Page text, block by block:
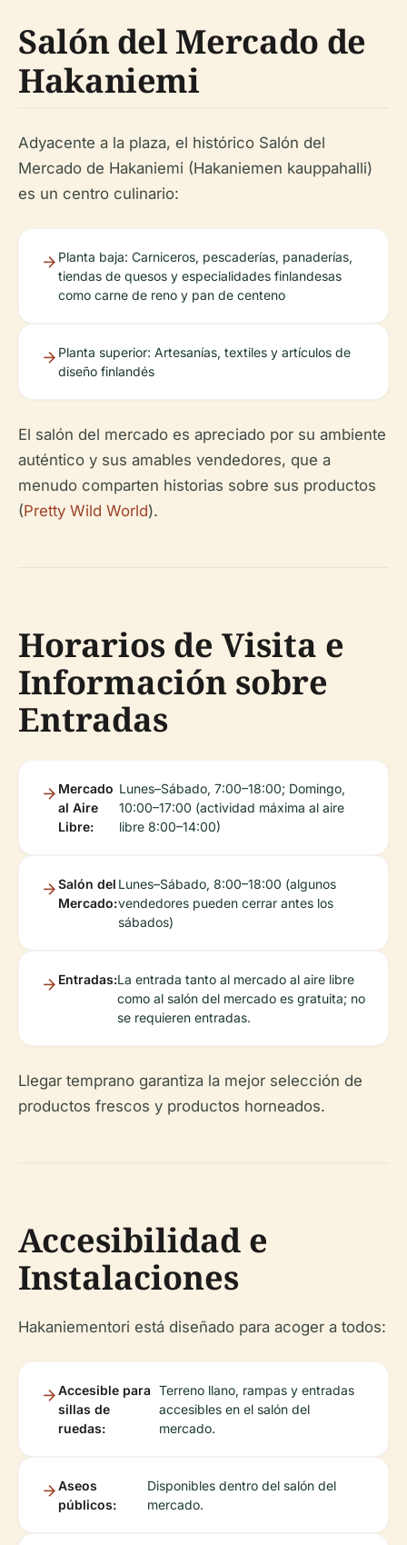
Salón del Mercado de
Hakaniemi
Adyacente a la plaza, el histórico Salón del
Mercado de Hakaniemi (Hakaniemen kauppahalli)
es un centro culinario:
Planta baja: Carniceros, pescaderías, panaderías,
tiendas de quesos y especialidades finlandesas
como carne de reno y pan de centeno
Planta superior: Artesanías, textiles y artículos de
diseño finlandés
El salón del mercado es apreciado por su ambiente
auténtico y sus amables vendedores, que a
menudo comparten historias sobre sus productos
(Pretty Wild World).
Horarios de Visita e
Información sobre
Entradas
Mercado
al Aire
Libre:
Lunes–Sábado, 7:00–18:00; Domingo,
10:00–17:00 (actividad máxima al aire
libre 8:00–14:00)
Salón del
Mercado:
Lunes–Sábado, 8:00–18:00 (algunos
vendedores pueden cerrar antes los
sábados)
Entradas:La entrada tanto al mercado al aire libre
como al salón del mercado es gratuita; no
se requieren entradas.
Llegar temprano garantiza la mejor selección de
productos frescos y productos horneados.
Accesibilidad e
Instalaciones
Hakaniementori está diseñado para acoger a todos:
Accesible para
sillas de
ruedas:
Terreno llano, rampas y entradas
accesibles en el salón del
mercado.
Aseos
públicos:
Disponibles dentro del salón del
mercado.